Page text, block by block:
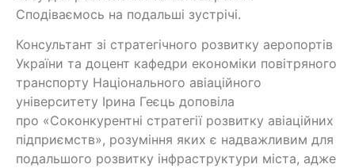
Сподіваємось на подальші зустрічі.
Консультант зі стратегічного розвитку аеропортів
України та доцент кафедри економіки повітряного
транспорту Національного авіаційного
університету Ірина Геєць доповіла
про «Соконкурентні стратегії розвитку авіаційних
підприємств», розуміння яких є надважливим для
подальшого розвитку інфраструктури міста, адже